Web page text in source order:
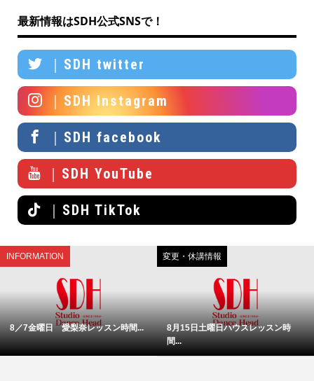
最新情報はSDH公式SNSで！
｜SDH twitter
｜SDH Instagram
｜SDH facebook
｜SDH YouTube
｜SDH TikTok
INFORMATION
8／7金曜日 愛梨奈レッスン時間...
変更・休講情報
8月15日土曜日ハウスレッスン時
間...